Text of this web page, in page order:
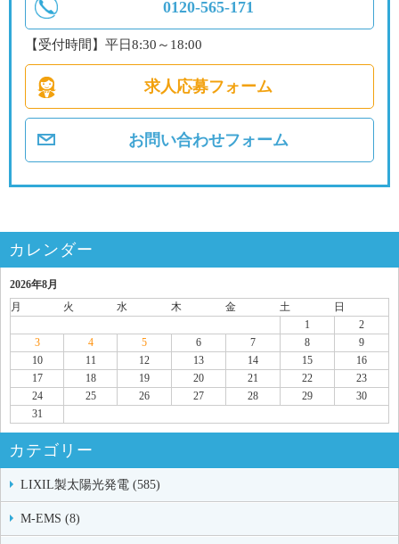
0120-565-171
【受付時間】平日8:30～18:00
求人応募フォーム
お問い合わせフォーム
カレンダー
2026年8月
月
火 水 木 金 土
日
1
2
3
4 5 6 7 8
9
10
11 12 13 14 15
16
17
18 19 20 21 22
23
24
25 26 27 28 29
30
31
カテゴリー
LIXIL製太陽光発電 (585)
M-EMS (8)